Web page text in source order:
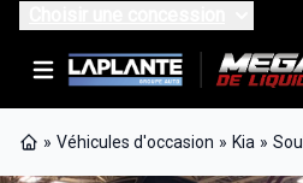
» Véhicules d'occasion » Kia » Soul